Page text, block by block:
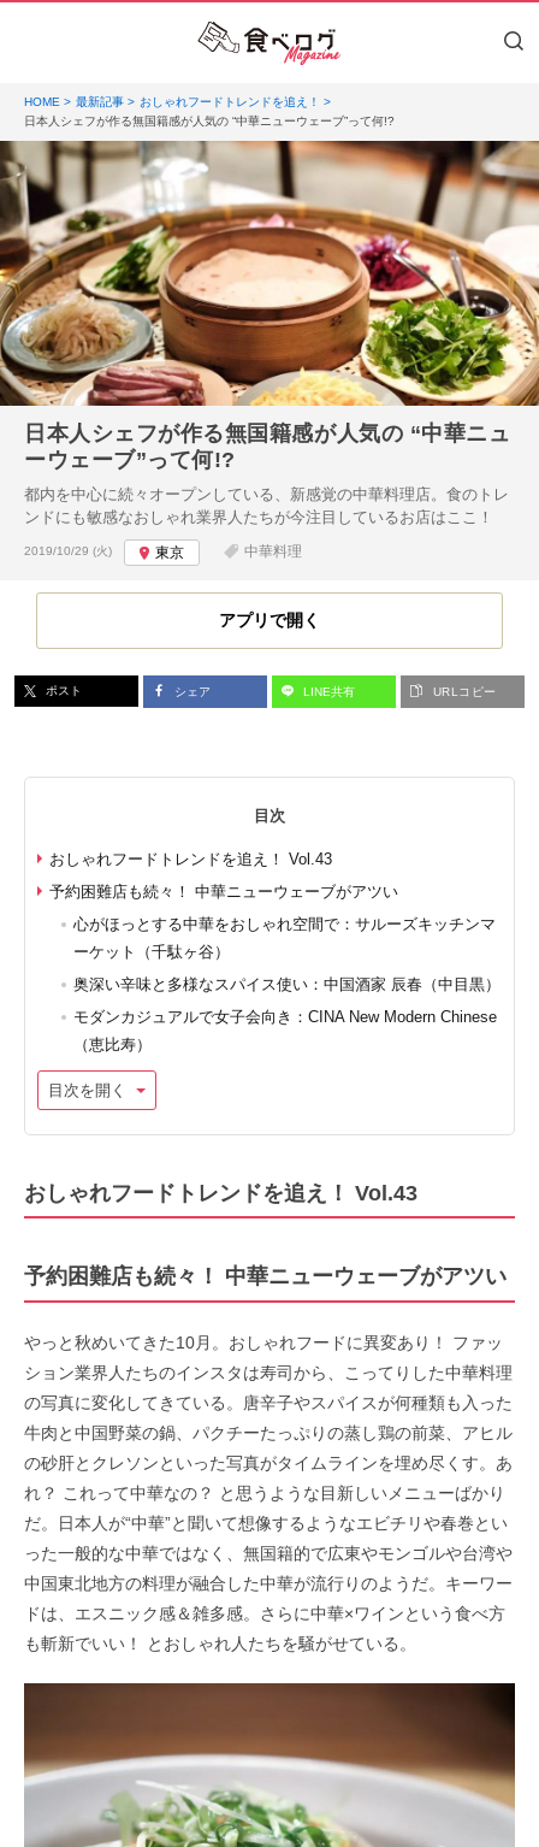
HOME 最新記事
おしゃれフードトレンドを追え！
日本人シェフが作る無国籍感が人気の “中華ニューウェーブ”って何!?
日本人シェフが作る無国籍感が人気の “中華ニュ
ーウェーブ”って何!?
都内を中心に続々オープンしている、新感覚の中華料理店。食のトレ
ンドにも敏感なおしゃれ業界人たちが今注目しているお店はここ！
投稿日:
2019/10/29 (火) 東京 中華料理
アプリで開く
ポスト シェア LINE共有 URLコピー
目次
おしゃれフードトレンドを追え！ Vol.43
予約困難店も続々！ 中華ニューウェーブがアツい
心がほっとする中華をおしゃれ空間で：サルーズキッチンマ
ーケット（千駄ヶ谷）
奥深い辛味と多様なスパイス使い：中国酒家 辰春（中目黒）
モダンカジュアルで女子会向き：CINA New Modern Chinese
（恵比寿）
目次を開く
おしゃれフードトレンドを追え！ Vol.43
予約困難店も続々！ 中華ニューウェーブがアツい
やっと秋めいてきた10月。おしゃれフードに異変あり！ ファッ
ション業界人たちのインスタは寿司から、こってりした中華料理
の写真に変化してきている。唐辛子やスパイスが何種類も入った
牛肉と中国野菜の鍋、パクチーたっぷりの蒸し鶏の前菜、アヒル
の砂肝とクレソンといった写真がタイムラインを埋め尽くす。あ
れ？ これって中華なの？ と思うような目新しいメニューばかり
だ。
日本人が“中華”と聞いて想像するようなエビチリや春巻とい
った一般的な中華ではなく、無国籍的で広東やモンゴルや台湾や
中国東北地方の料理が融合した中華が流行りのようだ。キーワー
ドは、エスニック感＆雑多感。さらに中華×ワインという食べ方
も斬新でいい！ とおしゃれ人たちを騒がせている。